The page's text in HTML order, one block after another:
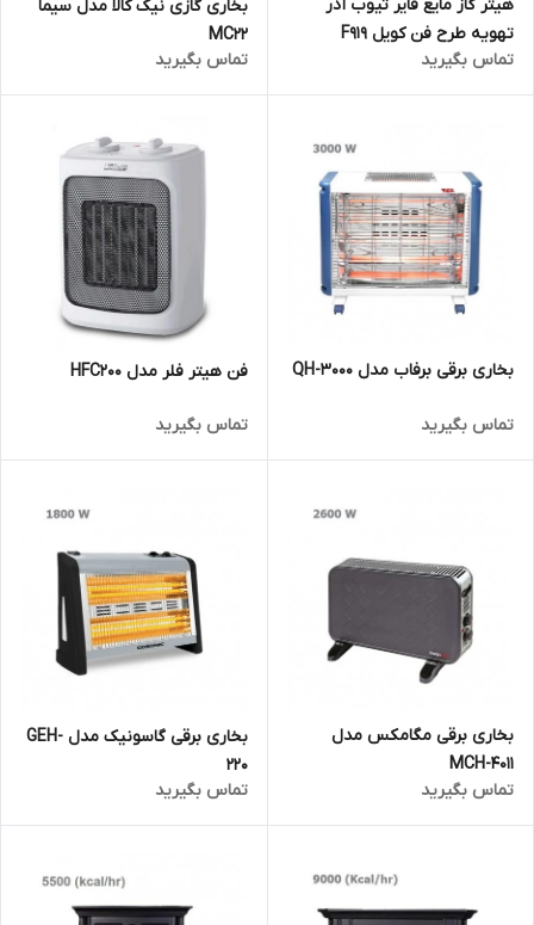
هیتر گاز مایع فایر تیوب آذر
تهویه طرح فن کویل F919
تماس بگیرید
بخاری گازی نیک کالا مدل سیما
MC22
تماس بگیرید
بخاری برقی برفاب مدل QH-3000
تماس بگیرید
فن هیتر فلر مدل HFC200
تماس بگیرید
بخاری برقی مگامکس مدل
MCH-4011
تماس بگیرید
بخاری برقی گاسونیک مدل GEH-
220
تماس بگیرید